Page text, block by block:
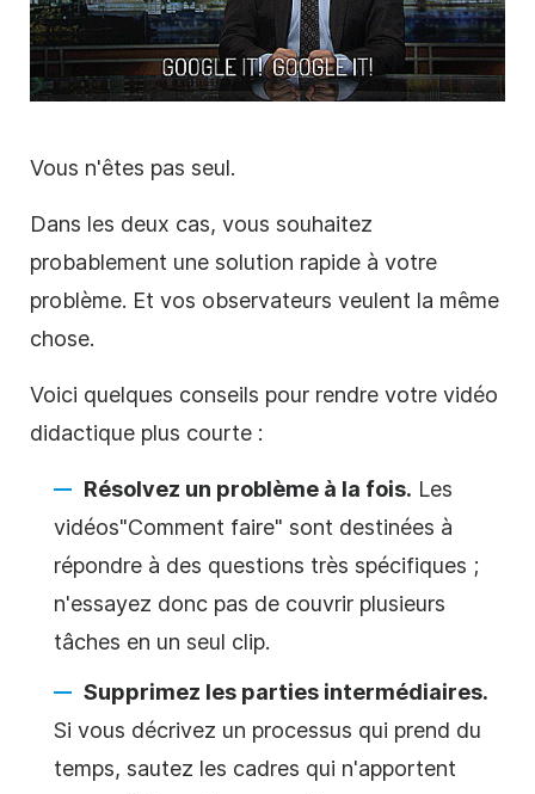
Vous n'êtes pas seul.
Dans les deux cas, vous souhaitez
probablement une solution rapide à votre
problème. Et vos observateurs veulent la même
chose.
Voici quelques conseils pour rendre votre vidéo
didactique plus courte :
Résolvez un problème à la fois. Les
vidéos"Comment faire" sont destinées à
répondre à des questions très spécifiques ;
n'essayez donc pas de couvrir plusieurs
tâches en un seul clip.
Supprimez les parties intermédiaires.
Si vous décrivez un processus qui prend du
temps, sautez les cadres qui n'apportent